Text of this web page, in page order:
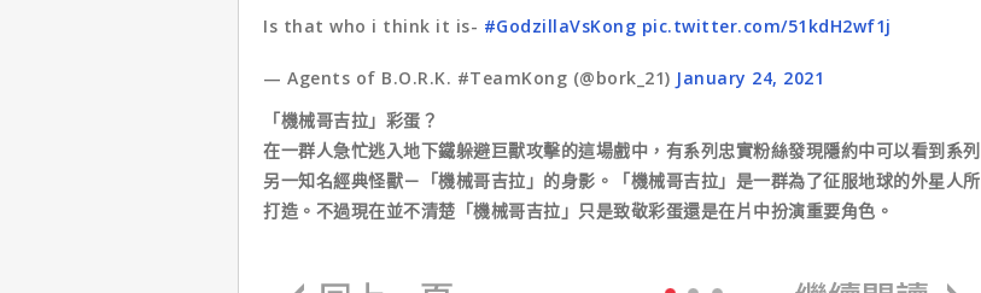
Is that who i think it is- #GodzillaVsKong pic.twitter.com/51kdH2wf1j
— Agents of B.O.R.K. #TeamKong (@bork_21) January 24, 2021
「機械哥吉拉」彩蛋？
在一群人急忙逃入地下鐵躲避巨獸攻擊的這場戲中，有系列忠實粉絲發現隱約中可以看到系列
另一知名經典怪獸－「機械哥吉拉」的身影。「機械哥吉拉」是一群為了征服地球的外星人所
打造。不過現在並不清楚「機械哥吉拉」只是致敬彩蛋還是在片中扮演重要角色。